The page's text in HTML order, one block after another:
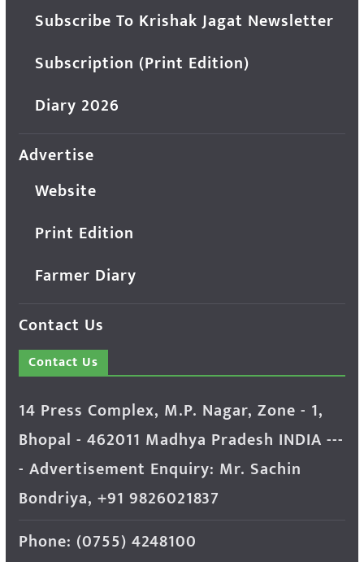
Subscribe To Krishak Jagat Newsletter
Subscription (Print Edition)
Diary 2026
Advertise
Website
Print Edition
Farmer Diary
Contact Us
Contact Us
14 Press Complex, M.P. Nagar, Zone - 1,
Bhopal - 462011 Madhya Pradesh INDIA ---
- Advertisement Enquiry: Mr. Sachin
Bondriya, +91 9826021837
Phone: (0755) 4248100